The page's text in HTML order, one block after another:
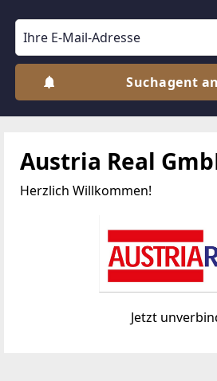
Suchagent
Austria Real
Herzlich Willkommen!
Jetzt